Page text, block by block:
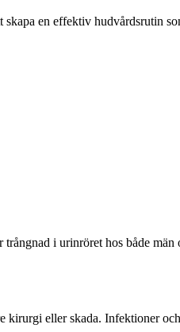
en effektiv hudvårdsrutin
i urinröret hos både
eller skada. Infektioner